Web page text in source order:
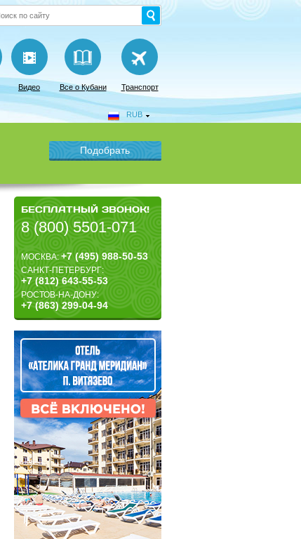
Видео Все о Кубани Транспорт
RUB
БЕСПЛАТНЫЙ ЗВОНОК!
8 (800) 5501-071
МОСКВА:+7 (495) 988-50-53
САНКТ-ПЕТЕРБУРГ:
+7 (812) 643-55-53
РОСТОВ-НА-ДОНУ:
+7 (863) 299-04-94